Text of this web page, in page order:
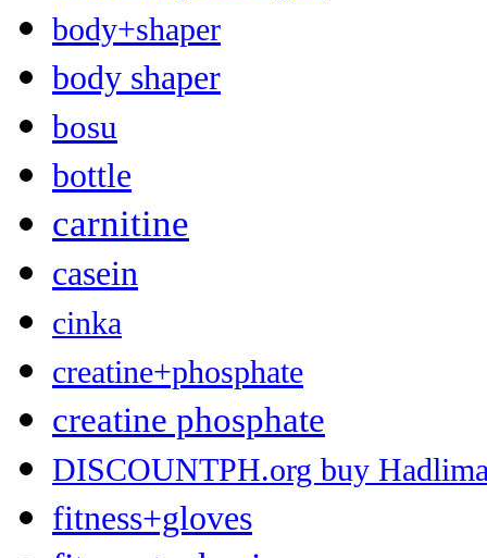
body+shaper
body shaper
bosu
bottle
carnitine
casein
cinka
creatine+phosphate
creatine phosphate
DISCOUNTPH.org buy
fitness+gloves